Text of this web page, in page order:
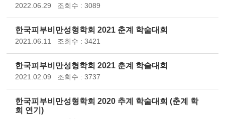
2022.06.29 조회수 : 3089
한국피부비만성형학회 2021 춘계 학술대회
2021.06.11 조회수 : 3421
한국피부비만성형학회 2021 춘계 학술대회
2021.02.09 조회수 : 3737
한국피부비만성형학회 2020 추계 학술대회 (춘계 학
회 연기)